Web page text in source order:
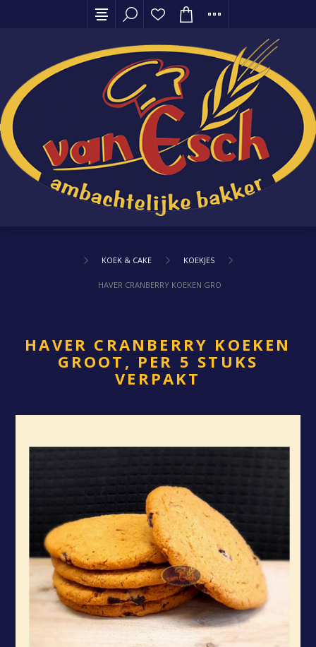
KOEK & CAKE KOEKJES
HAVER CRANBERRY KOEKEN GROOT, PER 5 STUKS
HAVER CRANBERRY KOEKEN
GROOT, PER 5 STUKS
VERPAKT